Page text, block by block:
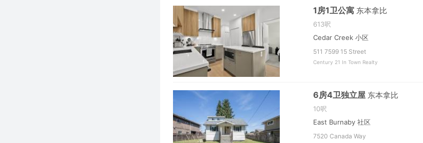
1房1卫公寓 东本拿比
613呎
Cedar Creek 小区
511 7599 15 Street
Century 21 In Town Realty
6房4卫独立屋 东本拿比
10呎
East Burnaby 社区
7520 Canada Way